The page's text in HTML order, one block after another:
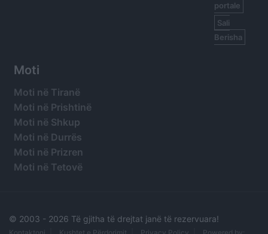
portale
Sali
Berisha
Moti
Moti në Tiranë
Moti në Prishtinë
Moti në Shkup
Moti në Durrës
Moti në Prizren
Moti në Tetovë
© 2003 - 2026 Të gjitha të drejtat janë të rezervuara!